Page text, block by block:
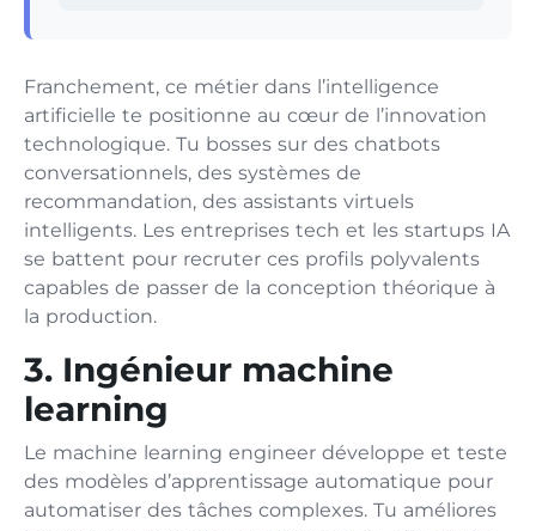
Franchement, ce métier dans l’intelligence
artificielle te positionne au cœur de l’innovation
technologique. Tu bosses sur des chatbots
conversationnels, des systèmes de
recommandation, des assistants virtuels
intelligents. Les entreprises tech et les startups IA
se battent pour recruter ces profils polyvalents
capables de passer de la conception théorique à
la production.
3. Ingénieur machine
learning
Le machine learning engineer développe et teste
des modèles d’apprentissage automatique pour
automatiser des tâches complexes. Tu améliores